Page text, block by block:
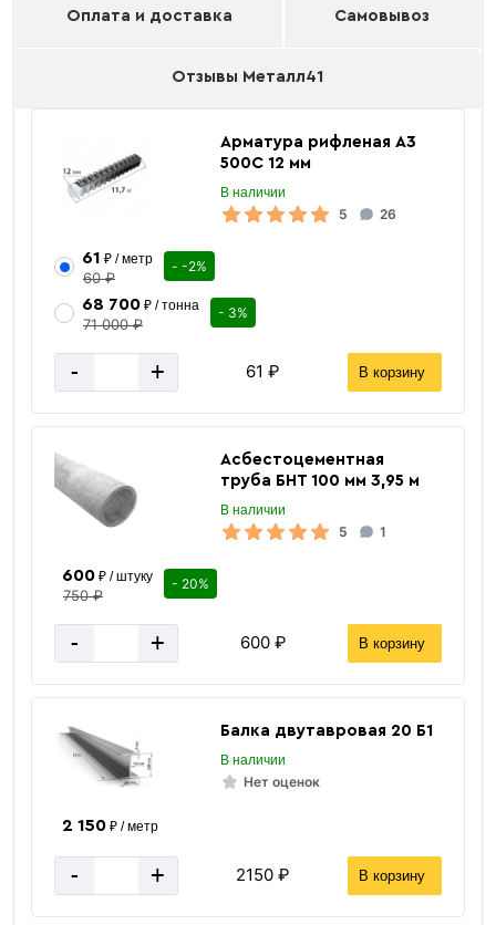
Оплата и доставка Самовывоз
Отзывы Металл41
Арматура рифленая А3
500С 12 мм
В наличии
5 26
61 ₽ / метр
60 ₽
- -2%
68 700₽ / тонна
71 000 ₽
- 3%
- + 61 ₽ В корзину
Асбестоцементная
труба БНТ 100 мм 3,95 м
В наличии
5 1
600₽ / штуку
750 ₽
- 20%
- + 600 ₽ В корзину
Балка двутавровая 20 Б1
В наличии
Нет оценок
2 150₽ / метр
- + 2150 ₽ В корзину